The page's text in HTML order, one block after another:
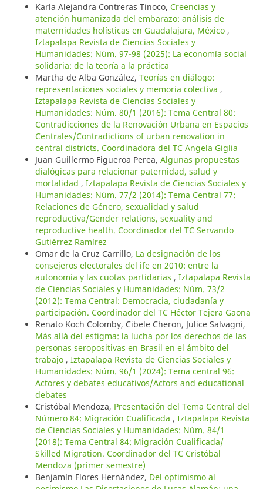
Karla Alejandra Contreras Tinoco, Creencias y
atención humanizada del embarazo: análisis de
maternidades holísticas en Guadalajara, México ,
Iztapalapa Revista de Ciencias Sociales y
Humanidades: Núm. 97-98 (2025): La economía social
solidaria: de la teoría a la práctica
Martha de Alba González, Teorías en diálogo:
representaciones sociales y memoria colectiva ,
Iztapalapa Revista de Ciencias Sociales y
Humanidades: Núm. 80/1 (2016): Tema Central 80:
Contradicciones de la Renovación Urbana en Espacios
Centrales/Contradictions of urban renovation in
central districts. Coordinadora del TC Angela Giglia
Juan Guillermo Figueroa Perea, Algunas propuestas
dialógicas para relacionar paternidad, salud y
mortalidad , Iztapalapa Revista de Ciencias Sociales y
Humanidades: Núm. 77/2 (2014): Tema Central 77:
Relaciones de Género, sexualidad y salud
reproductiva/Gender relations, sexuality and
reproductive health. Coordinador del TC Servando
Gutiérrez Ramírez
Omar de la Cruz Carrillo, La designación de los
consejeros electorales del ife en 2010: entre la
autonomía y las cuotas partidarias , Iztapalapa Revista
de Ciencias Sociales y Humanidades: Núm. 73/2
(2012): Tema Central: Democracia, ciudadanía y
participación. Coordinador del TC Héctor Tejera Gaona
Renato Koch Colomby, Cibele Cheron, Julice Salvagni,
Más allá del estigma: la lucha por los derechos de las
personas seropositivas en Brasil en el ámbito del
trabajo , Iztapalapa Revista de Ciencias Sociales y
Humanidades: Núm. 96/1 (2024): Tema central 96:
Actores y debates educativos/Actors and educational
debates
Cristóbal Mendoza, Presentación del Tema Central del
Número 84: Migración Cualificada , Iztapalapa Revista
de Ciencias Sociales y Humanidades: Núm. 84/1
(2018): Tema Central 84: Migración Cualificada/
Skilled Migration. Coordinador del TC Cristóbal
Mendoza (primer semestre)
Benjamín Flores Hernández, Del optimismo al